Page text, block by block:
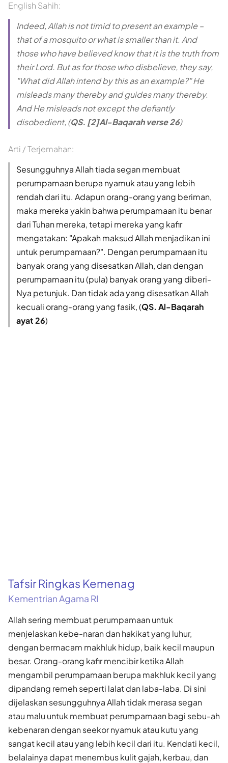
English Sahih:
Indeed, Allah is not timid to present an example –
that of a mosquito or what is smaller than it. And
those who have believed know that it is the truth from
their Lord. But as for those who disbelieve, they say,
"What did Allah intend by this as an example?" He
misleads many thereby and guides many thereby.
And He misleads not except the defiantly
disobedient, (QS. [2]Al-Baqarah verse 26)
Arti / Terjemahan:
Sesungguhnya Allah tiada segan membuat
perumpamaan berupa nyamuk atau yang lebih
rendah dari itu. Adapun orang-orang yang beriman,
maka mereka yakin bahwa perumpamaan itu benar
dari Tuhan mereka, tetapi mereka yang kafir
mengatakan: "Apakah maksud Allah menjadikan ini
untuk perumpamaan?". Dengan perumpamaan itu
banyak orang yang disesatkan Allah, dan dengan
perumpamaan itu (pula) banyak orang yang diberi-
Nya petunjuk. Dan tidak ada yang disesatkan Allah
kecuali orang-orang yang fasik, (QS. Al-Baqarah
ayat 26)
Tafsir Ringkas Kemenag
Kementrian Agama RI
Allah sering membuat perumpamaan untuk
menjelaskan kebe-naran dan hakikat yang luhur,
dengan bermacam makhluk hidup, baik kecil maupun
besar. Orang-orang kafir mencibir ketika Allah
mengambil perumpamaan berupa makhluk kecil yang
dipandang remeh seperti lalat dan laba-laba. Di sini
dijelaskan sesungguhnya Allah tidak merasa segan
atau malu untuk membuat perumpamaan bagi sebu-ah
kebenaran dengan seekor nyamuk atau kutu yang
sangat kecil atau yang lebih kecil dari itu. Kendati kecil,
belalainya dapat menembus kulit gajah, kerbau, dan